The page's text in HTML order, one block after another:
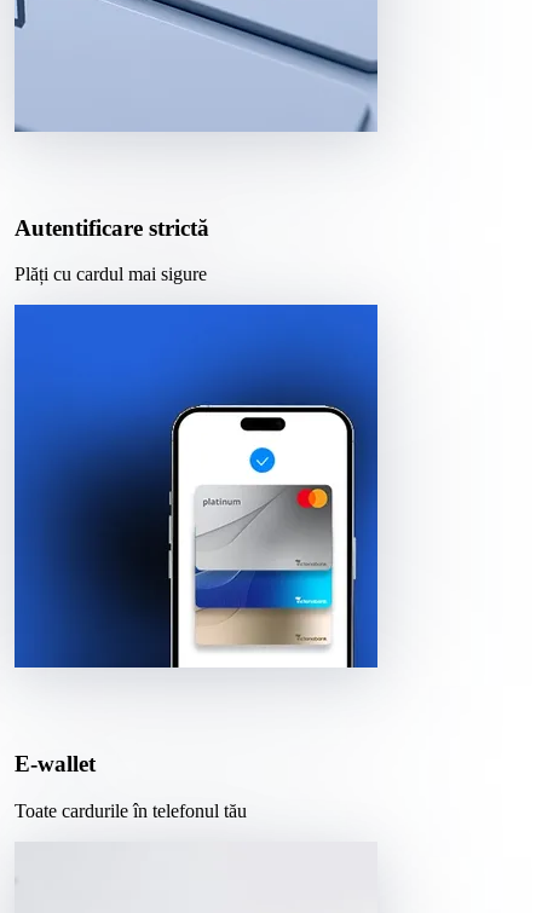
Autentificare strictă
Plăți cu cardul mai sigure
E-wallet
Toate cardurile în telefonul tău